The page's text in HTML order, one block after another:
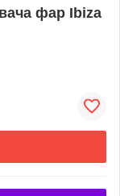
фар Ibiza